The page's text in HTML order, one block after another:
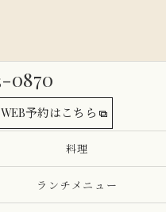
0870
WEB予約はこちら
料理
ランチメニュー